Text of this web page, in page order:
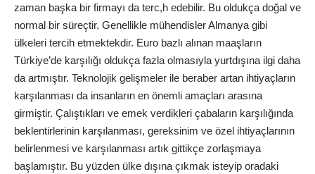
zaman başka bir firmayı da terc,h edebilir. Bu oldukça doğal ve
normal bir süreçtir. Genellikle mühendisler Almanya gibi
ülkeleri tercih etmektekdir. Euro bazlı alınan maaşların
Türkiye’de karşılığı oldukça fazla olmasıyla yurtdışına ilgi daha
da artmıştır. Teknolojik gelişmeler ile beraber artan ihtiyaçların
karşılanması da insanların en önemli amaçları arasına
girmiştir. Çalıştıkları ve emek verdikleri çabaların karşılığında
beklentirlerinin karşılanması, gereksinim ve özel ihtiyaçlarının
belirlenmesi ve karşılanması artık gittikçe zorlaşmaya
başlamıştır. Bu yüzden ülke dışına çıkmak isteyip oradaki